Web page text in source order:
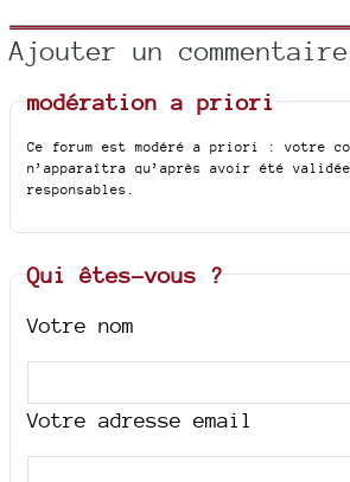
Ajouter un commentaire
modération a priori
Ce forum est modéré a priori : votre
n’apparaîtra qu’après avoir été
responsables.
Qui êtes-vous ?
Votre nom
Votre adresse email